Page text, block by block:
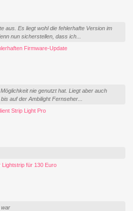
aus. Es liegt wohl die fehlerhafte Version im
nun sicherstellen, dass ich...
Firmware-Update
nie genutzt hat. Liegt aber auch
auf der Ambilight Fernseher...
Strip Light Pro
für 130 Euro
war